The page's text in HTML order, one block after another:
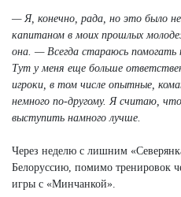
— Я, конечно, рада, но это было
капитаном в моих прошлых
она. — Всегда стараюсь помогать
Тут у меня еще больше
игроки, в том числе опытные,
немного по-другому. Я считаю,
выступить намного лучше.
Через неделю с лишним
Белоруссию, помимо тренировок
игры с «Минчанкой».